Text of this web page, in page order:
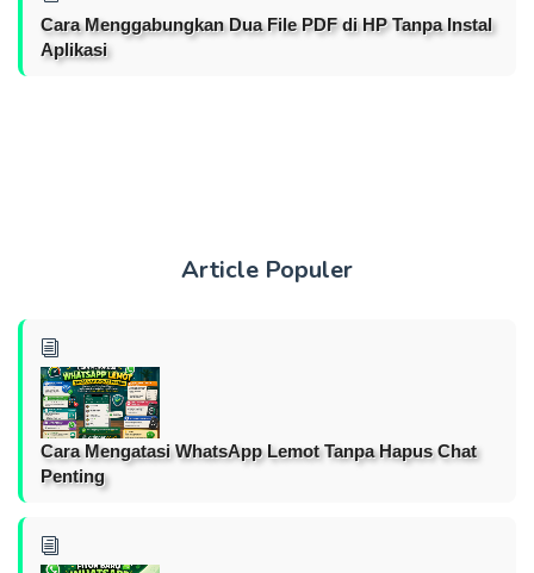
Cara Menggabungkan Dua File PDF di HP Tanpa Instal
Aplikasi
Article Populer
Cara Mengatasi WhatsApp Lemot Tanpa Hapus Chat
Penting